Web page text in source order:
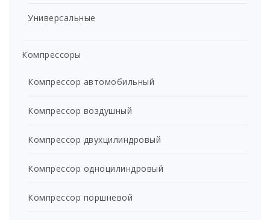
Универсальные
Компрессоры
Компрессор автомобильный
Компрессор воздушный
Компрессор двухцилиндровый
Компрессор одноцилиндровый
Компрессор поршневой